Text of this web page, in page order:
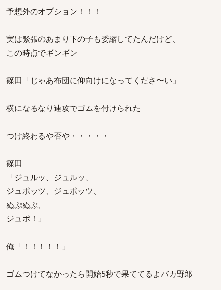
予想外のオプション！！！
実は緊張のあまり下の子も委縮してたんだけど、
この時点でギンギン
篠田「じゃあ布団に仰向けになってくださ〜い」
横になるなり速攻でゴムを付けられた
つけ終わるや否や・・・・・
篠田
「ジュルッ、ジュルッ、
ジュポッツ、ジュポッツ、
ぬぷぬぷ、
ジュポ！」
俺「！！！！！」
ゴムつけてなかったら開始5秒で果ててるよバカ野郎